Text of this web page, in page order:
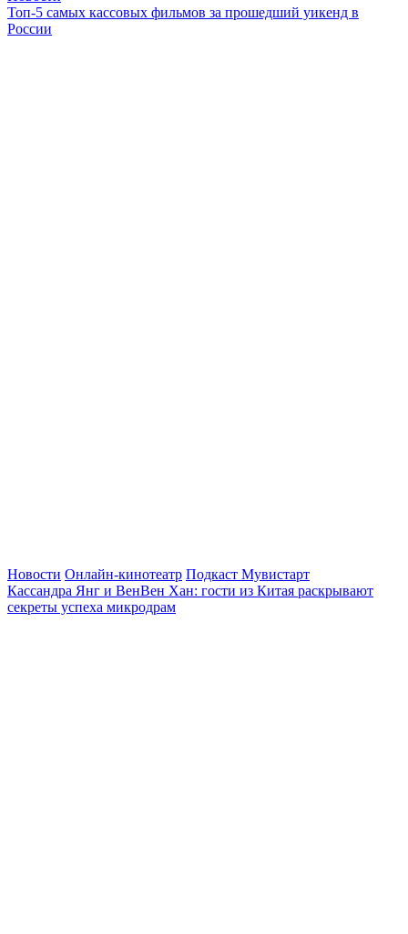
Топ-5 самых кассовых фильмов за прошедший уикенд в
России
Новости Онлайн-кинотеатр Подкаст Мувистарт
Кассандра Янг и ВенВен Хан: гости из Китая раскрывают
секреты успеха микродрам